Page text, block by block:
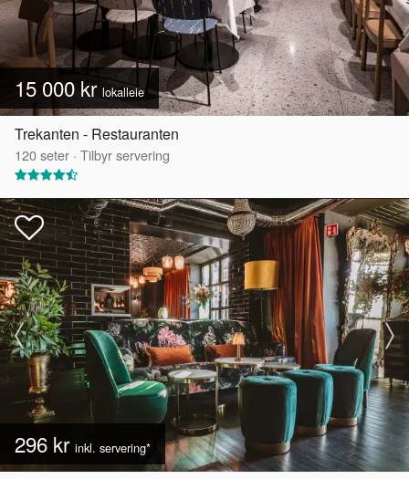
15 000 kr lokalleie
Trekanten - Restauranten
120seter · Tilbyr servering
296 kr inkl. servering*